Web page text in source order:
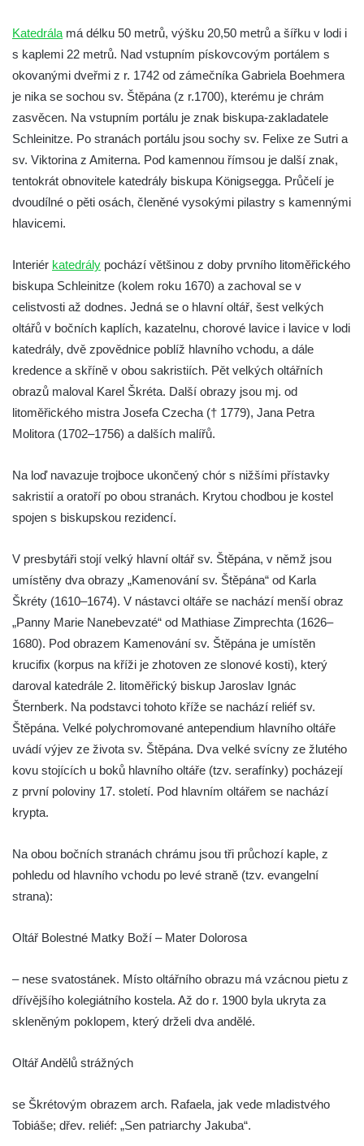
Kaple Matky Boží v Mikulášovicích
Kaple Andělů strážných (Fürleova kaple) v
Mikulášovicích
Balzerova kaple v Mikulášovicích
Kostel svatého Mikuláše v Třebušíně
Klášterní kostel svatého Františka z Assisi v
Zákupech
Kaple svatého Josefa u Zákup
Zákupech
Kaple Krista v žaláři u kostela Nalezení
svatého Kříže ve Frýdlantu
Kostel Nalezení svatého Kříže ve Frýdlantu
Kostel Krista Spasitele ve Frýdlantu
Kaple Getsemanské zahrady na křížové
cestě na Křížovém vrchu ve Frýdlantu
Poustevna na Křížové cestě na Křížovém
Kostel svatého Jakuba Většího v Sokolově
Kostel Nanebevzetí Panny Marie ve
Slunečné
Kaple Stětí svatého Jana Křtitele v
Rumburku
Bývalá synagoga v Milevsku
Kostel svaté Kateřiny Alexandrijské v
Krásně
Kostel Božího Těla v Kraslicích
Kaple Panny Marie pod hradem Přimda
Jablonce nad Nisou
Márnice na hřbitově v Krásné u Pěnčína
Krásné u Pěnčína
Kostel svatého Josefa v Krásné u Pěnčína
Katedrálamá délku 50 metrů, výšku 20,50 metrů a šířku v lodi i
s kaplemi 22 metrů. Nad vstupním pískovcovým portálem s
okovanými dveřmi z r. 1742 od zámečníka Gabriela Boehmera
je nika se sochou sv. Štěpána (z r.1700), kterému je chrám
zasvěcen. Na vstupním portálu je znak biskupa-zakladatele
Schleinitze. Po stranách portálu jsou sochy sv. Felixe ze Sutri a
sv. Viktorina z Amiterna. Pod kamennou římsou je další znak,
tentokrát obnovitele katedrály biskupa Königsegga. Průčelí je
dvoudílné o pěti osách, členěné vysokými pilastry s kamennými
hlavicemi.
Interiér katedrály pochází většinou z doby prvního litoměřického
biskupa Schleinitze (kolem roku 1670) a zachoval se v
celistvosti až dodnes. Jedná se o hlavní oltář, šest velkých
oltářů v bočních kaplích, kazatelnu, chorové lavice i lavice v lodi
katedrály, dvě zpovědnice poblíž hlavního vchodu, a dále
kredence a skříně v obou sakristiích. Pět velkých oltářních
obrazů maloval Karel Škréta. Další obrazy jsou mj. od
litoměřického mistra Josefa Czecha († 1779), Jana Petra
Molitora (1702–1756) a dalších malířů.
Na loď navazuje trojboce ukončený chór s nižšími přístavky
sakristií a oratoří po obou stranách. Krytou chodbou je kostel
spojen s biskupskou rezidencí.
V presbytáři stojí velký hlavní oltář sv. Štěpána, v němž jsou
umístěny dva obrazy „Kamenování sv. Štěpána“ od Karla
Škréty (1610–1674). V nástavci oltáře se nachází menší obraz
„Panny Marie Nanebevzaté“ od Mathiase Zimprechta (1626–
1680). Pod obrazem Kamenování sv. Štěpána je umístěn
krucifix (korpus na kříži je zhotoven ze slonové kosti), který
daroval katedrále 2. litoměřický biskup Jaroslav Ignác
Šternberk. Na podstavci tohoto kříže se nachází reliéf sv.
Štěpána. Velké polychromované antependium hlavního oltáře
uvádí výjev ze života sv. Štěpána. Dva velké svícny ze žlutého
kovu stojících u boků hlavního oltáře (tzv. serafínky) pocházejí
z první poloviny 17. století. Pod hlavním oltářem se nachází
krypta.
Na obou bočních stranách chrámu jsou tři průchozí kaple, z
pohledu od hlavního vchodu po levé straně (tzv. evangelní
strana):
Oltář Bolestné Matky Boží – Mater Dolorosa
– nese svatostánek. Místo oltářního obrazu má vzácnou pietu z
dřívějšího kolegiátního kostela. Až do r. 1900 byla ukryta za
skleněným poklopem, který drželi dva andělé.
Oltář Andělů strážných
se Škrétovým obrazem arch. Rafaela, jak vede mladistvého
Tobiáše; dřev. reliéf: „Sen patriarchy Jakuba“.